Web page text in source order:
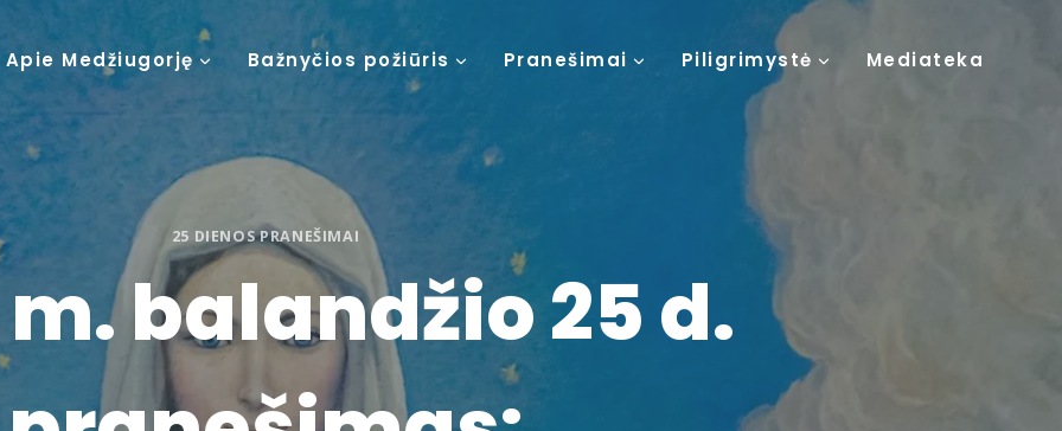
Apie Medžiugorję Bažnyčios požiūris Pranešimai Piligrimystė Mediateka
25 DIENOS PRANEŠIMAI
balandžio 25 d.